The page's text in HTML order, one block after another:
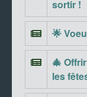
sortir !
🌟
🎄
les